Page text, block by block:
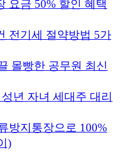
요금 50% 할인 혜택
전기세 절약방법 5가
몰빵한 공무원 최신
년 자녀 세대주 대리
방지통장으로 100%
)